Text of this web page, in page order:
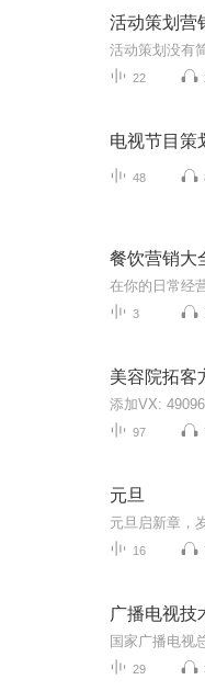
活动策划营
22
电视节目策
48
餐饮营销大
3
美容院拓客
97
元旦
16
广播电视技
29